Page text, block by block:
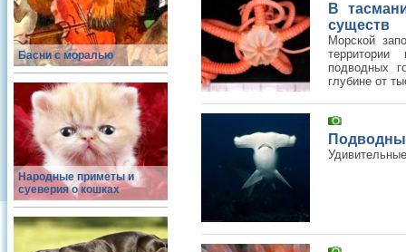
Басни с моралью
Народные приметы и
суеверия о кошках
В
существ
Морской
подводных
глубине от